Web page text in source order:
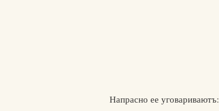
Напрасно ее уговариваютъ: